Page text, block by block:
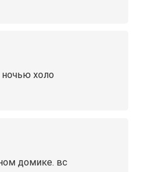
холо
домике. вс